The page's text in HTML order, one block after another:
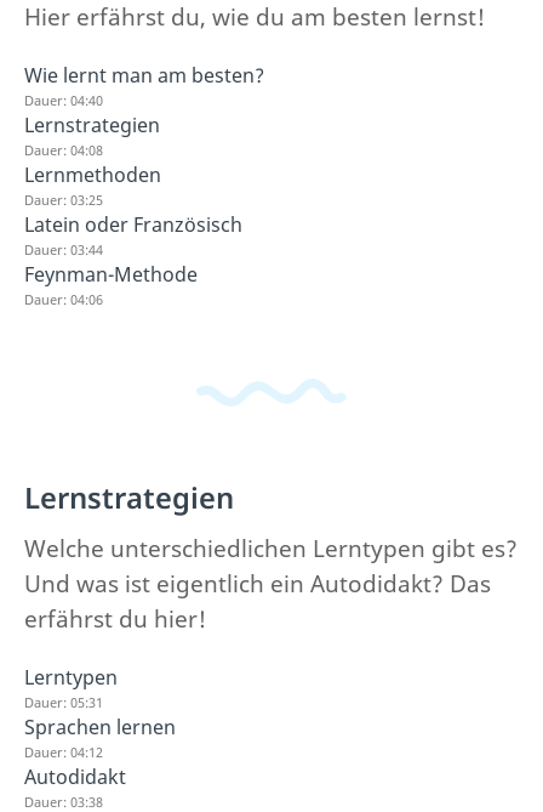
Hier erfährst du, wie du am besten lernst!
Wie lernt man am besten?
Dauer: 04:40
Lernstrategien
Dauer: 04:08
Lernmethoden
Dauer: 03:25
Latein oder Französisch
Dauer: 03:44
Feynman-Methode
Dauer: 04:06
Lernstrategien
Welche unterschiedlichen Lerntypen gibt es?
Und was ist eigentlich ein Autodidakt? Das
erfährst du hier!
Lerntypen
Dauer: 05:31
Sprachen lernen
Dauer: 04:12
Autodidakt
Dauer: 03:38